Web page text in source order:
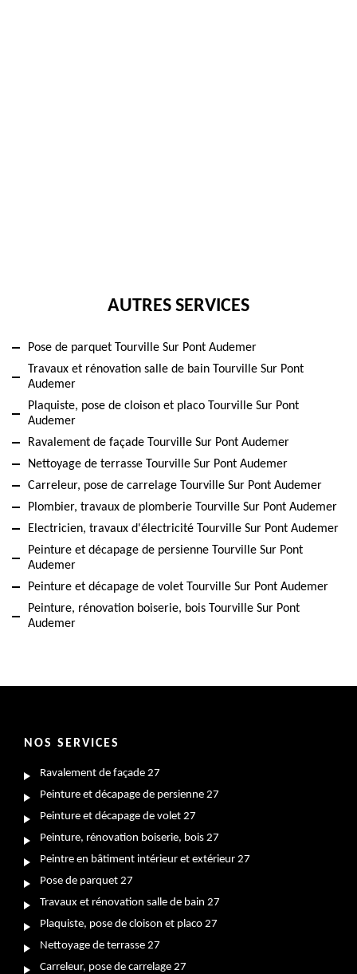
AUTRES SERVICES
Pose de parquet Tourville Sur Pont Audemer
Travaux et rénovation salle de bain Tourville Sur Pont
Audemer
Plaquiste, pose de cloison et placo Tourville Sur Pont
Audemer
Ravalement de façade Tourville Sur Pont Audemer
Nettoyage de terrasse Tourville Sur Pont Audemer
Carreleur, pose de carrelage Tourville Sur Pont Audemer
Plombier, travaux de plomberie Tourville Sur Pont Audemer
Electricien, travaux d'électricité Tourville Sur Pont Audemer
Peinture et décapage de persienne Tourville Sur Pont
Audemer
Peinture et décapage de volet Tourville Sur Pont Audemer
Peinture, rénovation boiserie, bois Tourville Sur Pont
Audemer
NOS SERVICES
Ravalement de façade 27
Peinture et décapage de persienne 27
Peinture et décapage de volet 27
Peinture, rénovation boiserie, bois 27
Peintre en bâtiment intérieur et extérieur 27
Pose de parquet 27
Travaux et rénovation salle de bain 27
Plaquiste, pose de cloison et placo 27
Nettoyage de terrasse 27
Carreleur, pose de carrelage 27